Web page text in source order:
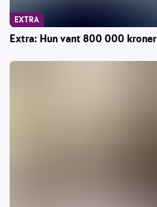
Extra: Hun vant 800 000 kroner
EXTRA